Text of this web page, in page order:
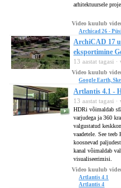
arhitektuursele
Video kuulub
Archicad 26 -
ArchiCAD 17
eksportimine
13 aastat tagasi
Video kuulub
Google Earth,
Artlantis 4.1 -
13 aastat tagasi
HDRi võimaldab
varjudega ja 360
valgustatud
vaadetele. See
koosnevad
kanal võimaldab
visualiseerimisi.
Video kuulub
Artlantis 4.1
Artlantis 4